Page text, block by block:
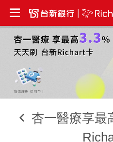
杏一醫療享最